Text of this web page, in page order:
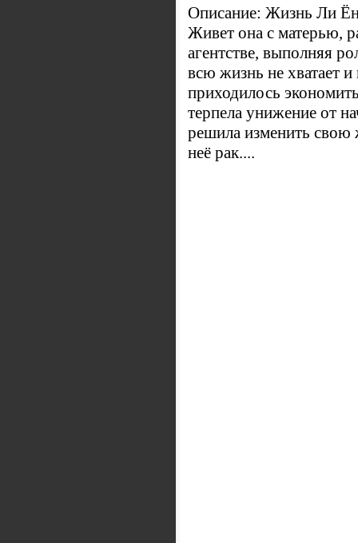
Описание: Жизнь Ли
Живет она с матерью,
агентстве, выполняя
всю жизнь не хватает
приходилось
терпела унижение от
решила изменить свою
неё рак....